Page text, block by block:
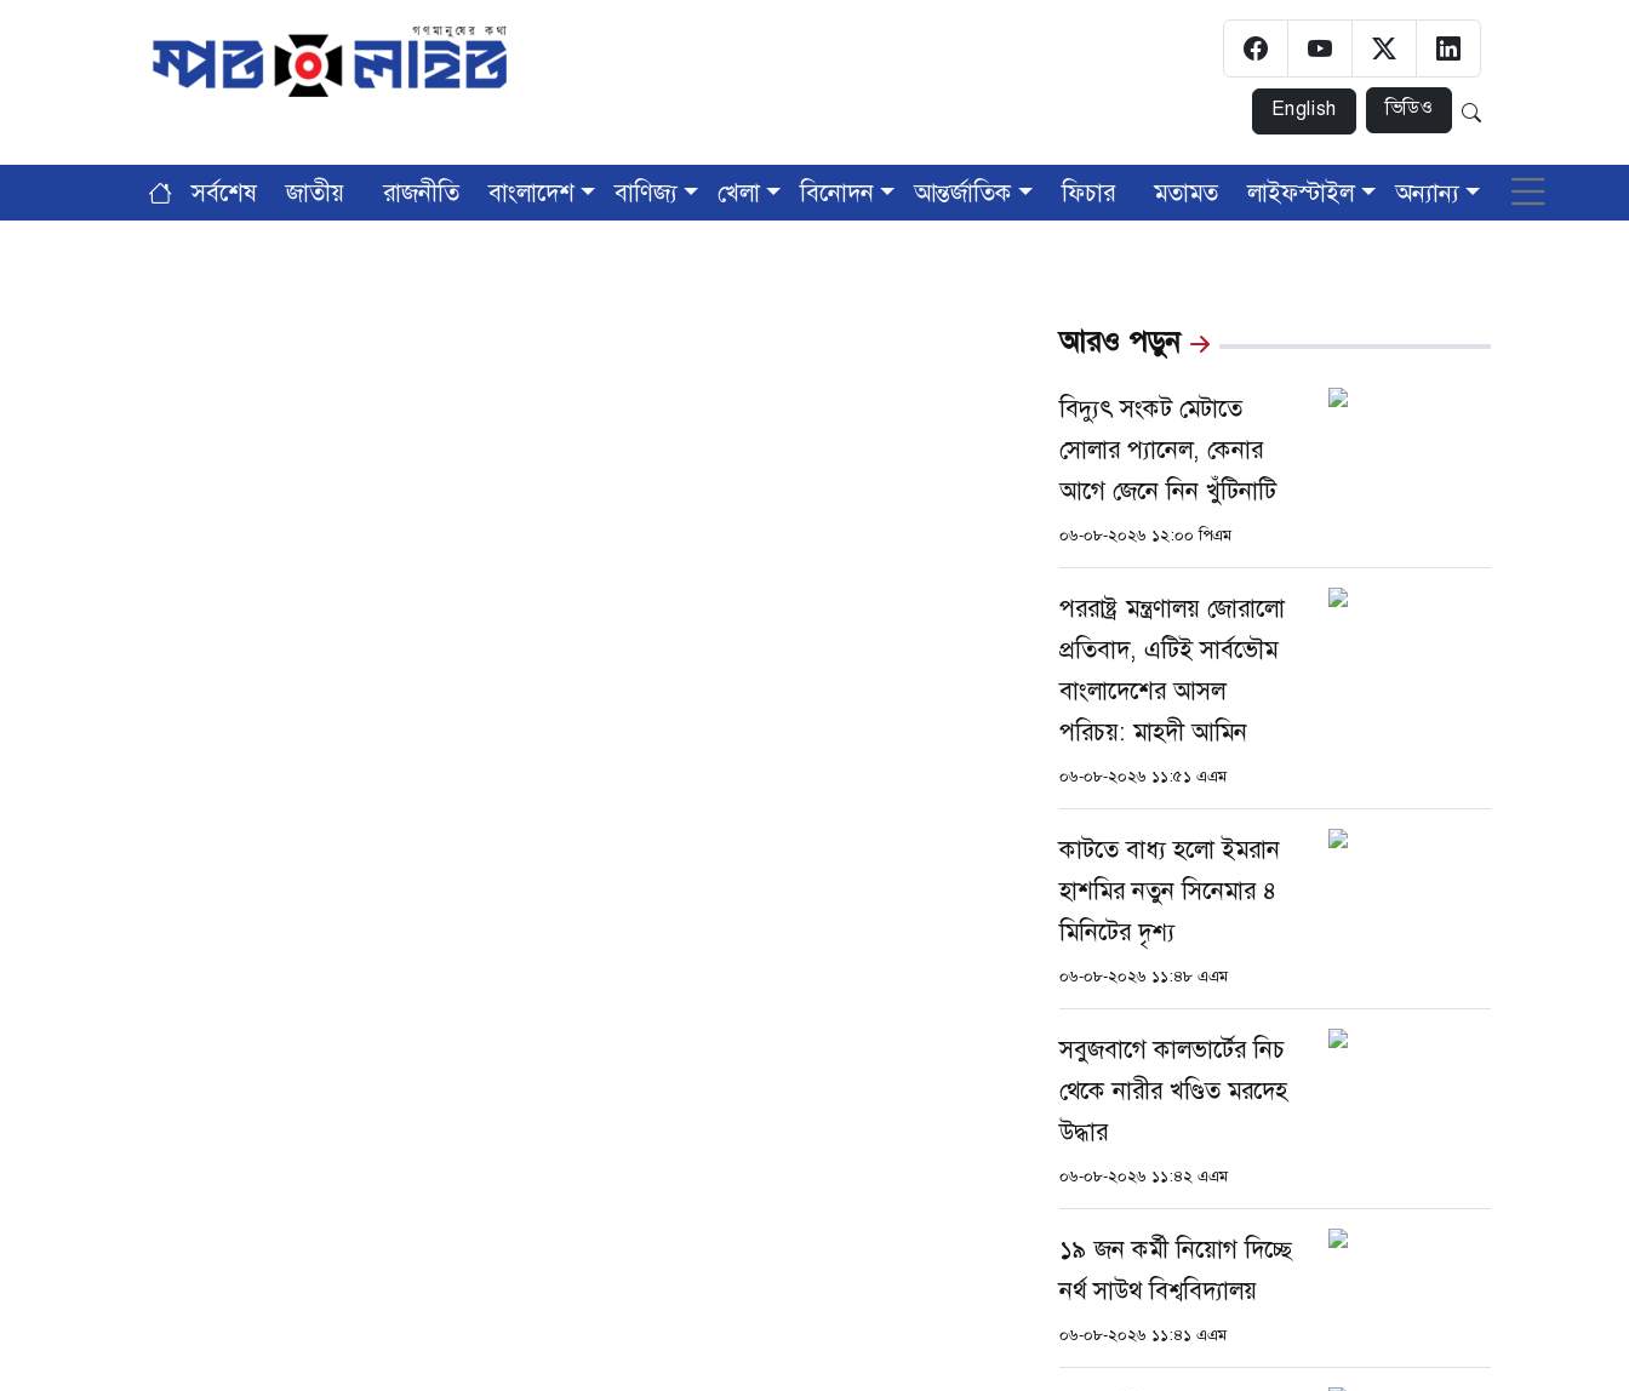
English ভিডিও
সর্বশেষ জাতীয় রাজনীতি বাংলাদেশ বাণিজ্য খেলা বিনোদন আন্তর্জাতিক ফিচার মতামত লাইফস্টাইল অন্যান্য
আরও পড়ুন
বিদ্যুৎ সংকট মেটাতে
সোলার প্যানেল, কেনার
আগে জেনে নিন খুঁটিনাটি
০৬-০৮-২০২৬ ১২:০০ পিএম
পররাষ্ট্র মন্ত্রণালয় জোরালো
প্রতিবাদ, এটিই সার্বভৌম
বাংলাদেশের আসল
পরিচয়: মাহদী আমিন
০৬-০৮-২০২৬ ১১:৫১ এএম
কাটতে বাধ্য হলো ইমরান
হাশমির নতুন সিনেমার ৪
মিনিটের দৃশ্য
০৬-০৮-২০২৬ ১১:৪৮ এএম
সবুজবাগে কালভার্টের নিচ
থেকে নারীর খণ্ডিত মরদেহ
উদ্ধার
০৬-০৮-২০২৬ ১১:৪২ এএম
১৯ জন কর্মী নিয়োগ দিচ্ছে
নর্থ সাউথ বিশ্ববিদ্যালয়
০৬-০৮-২০২৬ ১১:৪১ এএম